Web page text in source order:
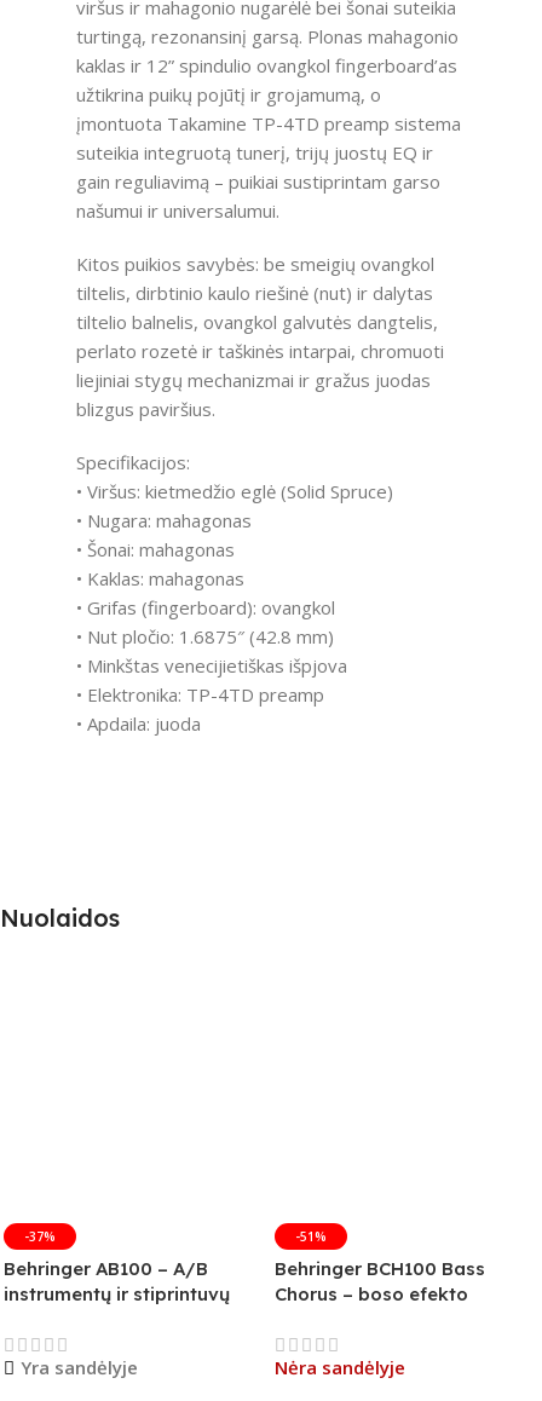
viršus ir mahagonio nugarėlė bei šonai suteikia
turtingą, rezonansinį garsą. Plonas mahagonio
kaklas ir 12” spindulio ovangkol fingerboard’as
užtikrina puikų pojūtį ir grojamumą, o
įmontuota Takamine TP-4TD preamp sistema
suteikia integruotą tunerį, trijų juostų EQ ir
gain reguliavimą – puikiai sustiprintam garso
našumui ir universalumui.
Kitos puikios savybės: be smeigių ovangkol
tiltelis, dirbtinio kaulo riešinė (nut) ir dalytas
tiltelio balnelis, ovangkol galvutės dangtelis,
perlato rozetė ir taškinės intarpai, chromuoti
liejiniai stygų mechanizmai ir gražus juodas
blizgus paviršius.
Specifikacijos:
• Viršus: kietmedžio eglė (Solid Spruce)
• Nugara: mahagonas
• Šonai: mahagonas
• Kaklas: mahagonas
• Grifas (fingerboard): ovangkol
• Nut pločio: 1.6875″ (42.8 mm)
• Minkštas venecijietiškas išpjova
• Elektronika: TP-4TD preamp
• Apdaila: juoda
Nuolaidos
-37%
Behringer AB100 – A/B
instrumentų ir stiprintuvų
Yra sandėlyje
-51%
Behringer BCH100 Bass
Chorus – boso efekto
Nėra sandėlyje